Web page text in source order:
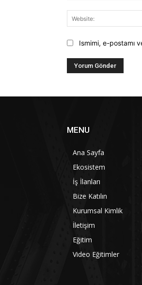
Ismimi, e-postamı
MENU
Ana Sayfa
Ekosistem
İş İlanları
Bize Katılın
Kurumsal Kimlik
İletişim
Eğitim
Video Eğitimler